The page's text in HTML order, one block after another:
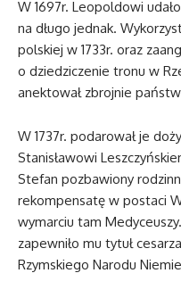
W 1697r. Leopoldowi
na długo jednak.
polskiej w 1733r. oraz
o dziedziczenie tronu w
anektował zbrojnie
W 1737r. podarował je
Stanisławowi
Stefan pozbawiony
rekompensatę w postaci
wymarciu tam
zapewniło mu tytuł
Rzymskiego Narodu